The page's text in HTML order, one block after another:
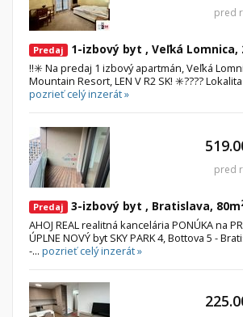
Predaj 1-izbový byt , Veľká Lomnica,
‼️✳️ Na predaj 1 izbový apartmán, Veľká
Mountain Resort, LEN V R2 SK! ✳️????
pozrieť celý inzerát »
pred
Predaj 3-izbový byt , Bratislava, 80m
AHOJ REAL realitná kancelária PONÚKA na
ÚPLNE NOVÝ byt SKY PARK 4, Bottova 5 -
-... pozrieť celý inzerát »
pred